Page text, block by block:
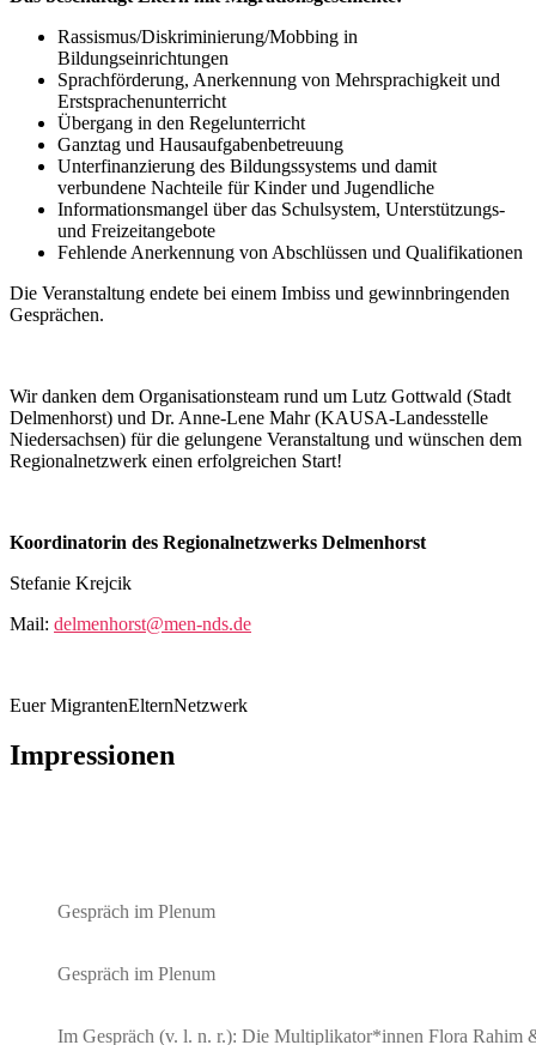
Rassismus/Diskriminierung/Mobbing in
Bildungseinrichtungen
Sprachförderung, Anerkennung von Mehrsprachigkeit und
Erstsprachenunterricht
Übergang in den Regelunterricht
Ganztag und Hausaufgabenbetreuung
Unterfinanzierung des Bildungssystems und damit
verbundene Nachteile für Kinder und Jugendliche
Informationsmangel über das Schulsystem, Unterstützungs-
und Freizeitangebote
Fehlende Anerkennung von Abschlüssen und Qualifikationen
Die Veranstaltung endete bei einem Imbiss und gewinnbringenden
Gesprächen.
Wir danken dem Organisationsteam rund um Lutz Gottwald (Stadt
Delmenhorst) und Dr. Anne-Lene Mahr (KAUSA-Landesstelle
Niedersachsen) für die gelungene Veranstaltung und wünschen dem
Regionalnetzwerk einen erfolgreichen Start!
Koordinatorin des Regionalnetzwerks Delmenhorst
Stefanie Krejcik
Mail: delmenhorst@men-nds.de
Euer MigrantenElternNetzwerk
Impressionen
Gespräch im Plenum
Gespräch im Plenum
Im Gespräch (v. l. n. r.): Die Multiplikator*innen Flora Rahim